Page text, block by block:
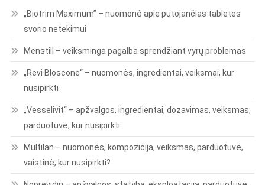
„Biotrim Maximum” – nuomonė apie putojančias tabletes
svorio netekimui
Menstill – veiksminga pagalba sprendžiant vyrų problemas
„Revi Bloscone“ – nuomonės, ingredientai, veiksmai, kur
nusipirkti
„Vesselivit“ – apžvalgos, ingredientai, dozavimas, veiksmas,
parduotuvė, kur nusipirkti
Multilan – nuomonės, kompozicija, veiksmas, parduotuvė,
vaistinė, kur nusipirkti?